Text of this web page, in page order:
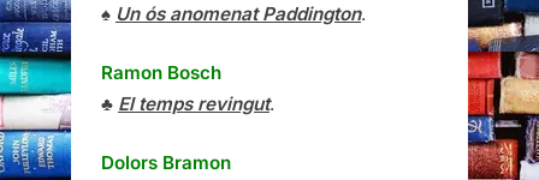
♠ Un ós anomenat Paddington.
Ramon Bosch
♣ El temps revingut.
Dolors Bramon